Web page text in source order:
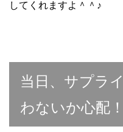
してくれますよ＾＾♪
当日、サプラ
わないか心配！